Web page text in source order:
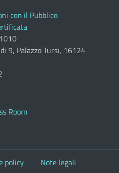
con il Pubblico
9, Palazzo Tursi, 16124
Room
policy Note legali